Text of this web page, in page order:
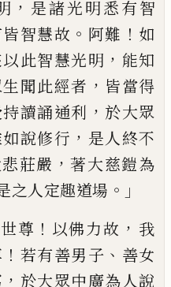
， 是諸光明悉有智
皆智慧故 。 阿難 ！ 如
以此智慧光明 ， 能知
聞此經者 ， 皆當得
讀誦通利 ， 於大眾
說修行 ， 是人終不
莊嚴 ， 著大慈鎧為
之人定趣道場 。」
世尊 ！ 以佛力故 ， 我
！ 若有善男子 、 善女
， 於大眾中廣為人說